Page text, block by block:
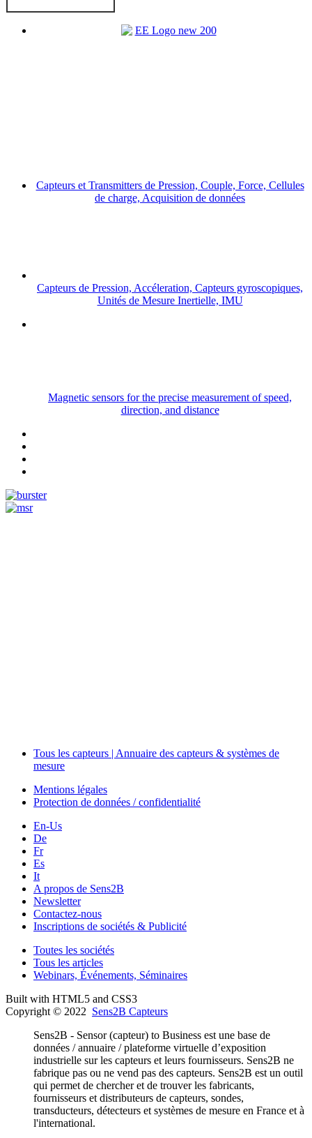
Capteurs et Transmitters de Pression, Couple, Force, Cellules
de charge, Acquisition de données
Capteurs de Pression, Accéleration, Capteurs gyroscopiques,
Unités de Mesure Inertielle, IMU
Magnetic sensors for the precise measurement of speed,
direction, and distance
Tous les capteurs | Annuaire des capteurs & systèmes de
mesure
Mentions légales
Protection de données / confidentialité
En-Us
De
Fr
Es
It
A propos de Sens2B
Newsletter
Contactez-nous
Inscriptions de sociétés & Publicité
Toutes les sociétés
Tous les articles
Webinars, Événements, Séminaires
Built with HTML5 and CSS3
Copyright © 2022 Sens2B Capteurs
Sens2B - Sensor (capteur) to Business est une base de
données / annuaire / plateforme virtuelle d’exposition
industrielle sur les capteurs et leurs fournisseurs. Sens2B ne
fabrique pas ou ne vend pas des capteurs. Sens2B est un outil
qui permet de chercher et de trouver les fabricants,
fournisseurs et distributeurs de capteurs, sondes,
transducteurs, détecteurs et systèmes de mesure en France et à
l'international.